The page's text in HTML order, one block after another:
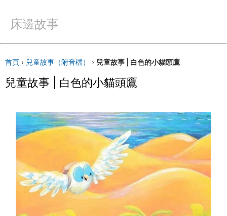
床邊故事
首頁 › 兒童故事（附音檔） › 兒童故事 | 白色的小貓頭鷹
兒童故事 | 白色的小貓頭鷹